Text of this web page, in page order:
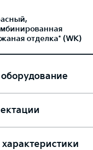
отделка* (WK)